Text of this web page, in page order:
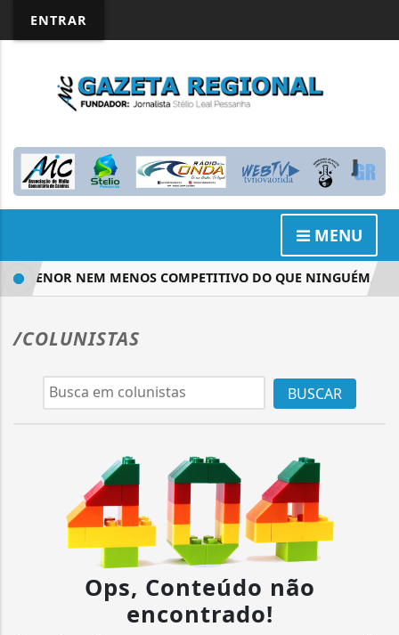
ENTRAR
MENU
MENOR NEM MENOS COMPETITIVO DO QUE NINGUÉM, DIZ
/COLUNISTAS
BUSCAR
Ops, Conteúdo não
encontrado!